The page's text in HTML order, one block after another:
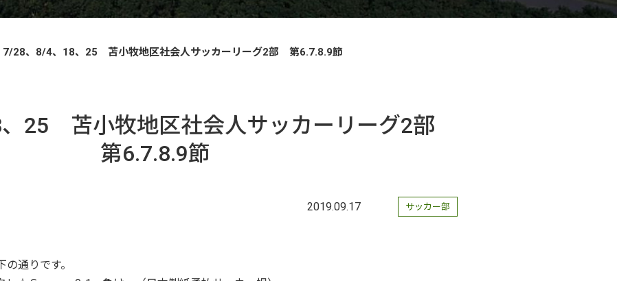
7/28、8/4、18、25 苫小牧地区社会人サッカーリーグ2部 第6.7.8.9節
25 苫小牧地区社会人サッカーリーグ2部
第6.7.8.9節
2019.09.17 サッカー部
通りです。